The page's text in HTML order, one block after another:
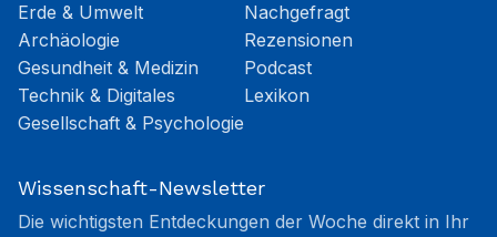
Erde & Umwelt
Archäologie
Gesundheit & Medizin
Technik & Digitales
Gesellschaft & Psychologie
Nachgefragt
Rezensionen
Podcast
Lexikon
Wissenschaft-Newsletter
Die wichtigsten Entdeckungen der Woche direkt in Ihr